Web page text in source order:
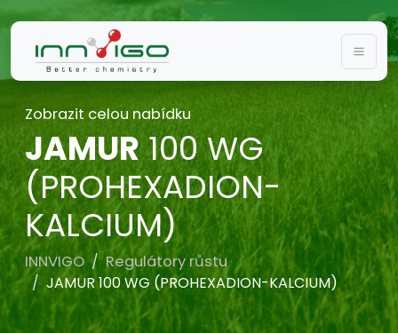
Zobrazit celou nabídku
JAMUR100 WG
(PROHEXADION-
KALCIUM)
INNVIGO
Regulátory růstu
JAMUR 100 WG (PROHEXADION-KALCIUM)